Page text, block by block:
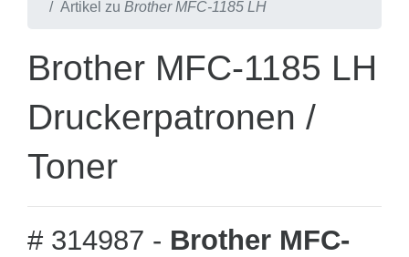
Artikel zu Brother MFC-1185 LH
Brother MFC-1185 LH
Druckerpatronen /
Toner
# 314987 - Brother MFC-